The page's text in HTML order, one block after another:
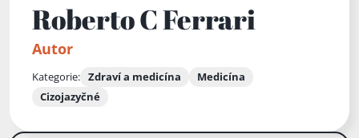
Roberto C Ferrari
Autor
Kategorie: Zdraví a medicína
Medicína
Cizojazyčné